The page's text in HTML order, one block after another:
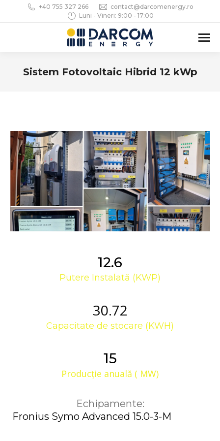
+40 755 327 266
contact@darcomenergy.ro
Luni - Vineri: 9:00 - 17:00
Sistem Fotovoltaic Hibrid 12 kWp
12.6
Putere Instalată (KWP)
30.72
Capacitate de stocare (KWH)
15
Producție anuală ( MW)
Echipamente:
Fronius Symo Advanced 15.0-3-M